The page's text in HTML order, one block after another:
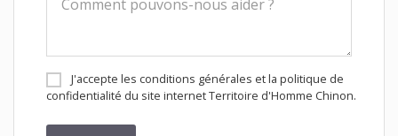
J'accepte les conditions générales et la politique de
confidentialité du site internet Territoire d'Homme Chinon.